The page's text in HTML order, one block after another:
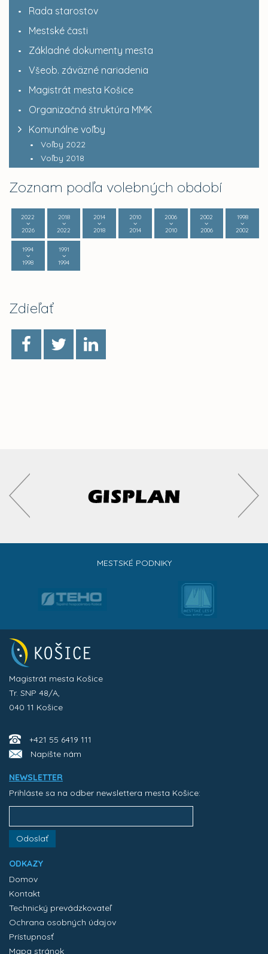
Rada starostov
Mestské časti
Základné dokumenty mesta
Všeob. záväzné nariadenia
Magistrát mesta Košice
Organizačná štruktúra MMK
Komunálne voľby
Voľby 2022
Voľby 2018
Zoznam podľa volebných období
2022
2026
2018
2022
2014
2018
2010
2014
2006
2010
2002
2006
1998
2002
1994
1998
1991
1994
Zdieľať
MESTSKÉ PODNIKY
Magistrát mesta Košice
Tr. SNP 48/A,
040 11 Košice
+421 55 6419 111
Napíšte nám
NEWSLETTER
Prihláste sa na odber newslettera mesta Košice:
Odoslať
ODKAZY
Domov
Kontakt
Technický prevádzkovateľ
Ochrana osobných údajov
Prístupnosť
Mapa stránok